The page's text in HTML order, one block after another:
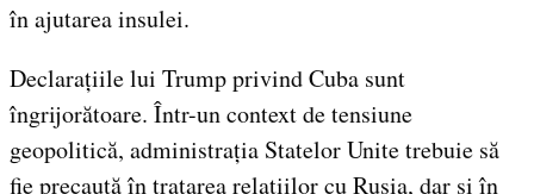
în ajutarea insulei.
Declarațiile lui Trump privind Cuba sunt
îngrijorătoare. Într-un context de tensiune
geopolitică, administrația Statelor Unite trebuie să
fie precaută în tratarea relațiilor cu Rusia, dar și în